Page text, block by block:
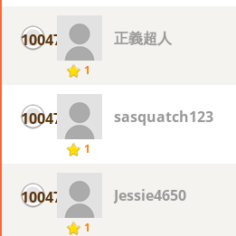
10047
1
正義超人
10047
1
sasquatch123
10047
1
Jessie4650